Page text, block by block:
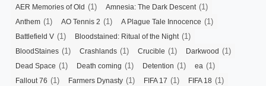
AER Memories of Old (1) Amnesia: The Dark Descent(1)
Anthem (1) AO Tennis 2 (1) A Plague Tale Innocence (1)
Battlefield V (1) Bloodstained: Ritual of the Night(1)
BloodStaines (1) Crashlands (1) Crucible (1) Darkwood (1)
Dead Space (1) Death coming (1) Detention (1) ea (1)
Fallout 76 (1) Farmers Dynasty (1) FIFA 17 (1) FIFA 18 (1)